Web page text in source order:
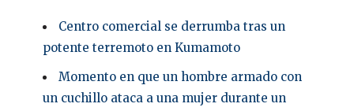
Centro comercial se derrumba tras un
potente terremoto en Kumamoto
Momento en que un hombre armado con
un cuchillo ataca a una mujer durante un